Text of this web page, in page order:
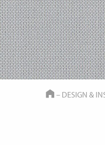
HOME
– DESIGN &